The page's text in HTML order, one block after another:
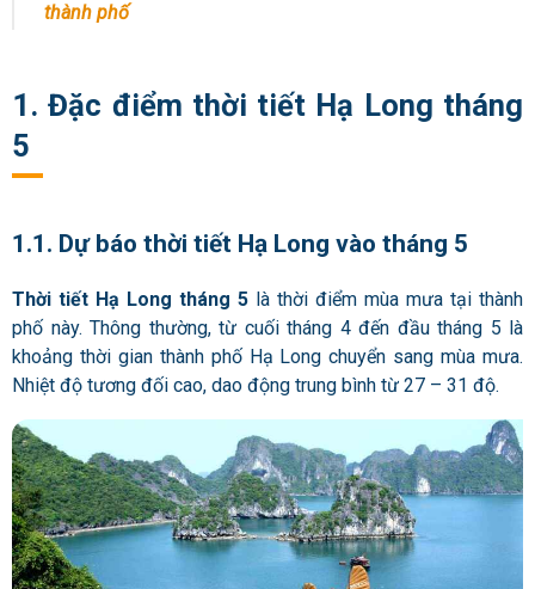
thành phố
1. Đặc điểm thời tiết Hạ Long tháng
5
1.1. Dự báo thời tiết Hạ Long vào tháng 5
Thời tiết Hạ Long tháng 5 là thời điểm mùa mưa tại thành
phố này. Thông thường, từ cuối tháng 4 đến đầu tháng 5 là
khoảng thời gian thành phố Hạ Long chuyển sang mùa mưa.
Nhiệt độ tương đối cao, dao động trung bình từ 27 – 31 độ.